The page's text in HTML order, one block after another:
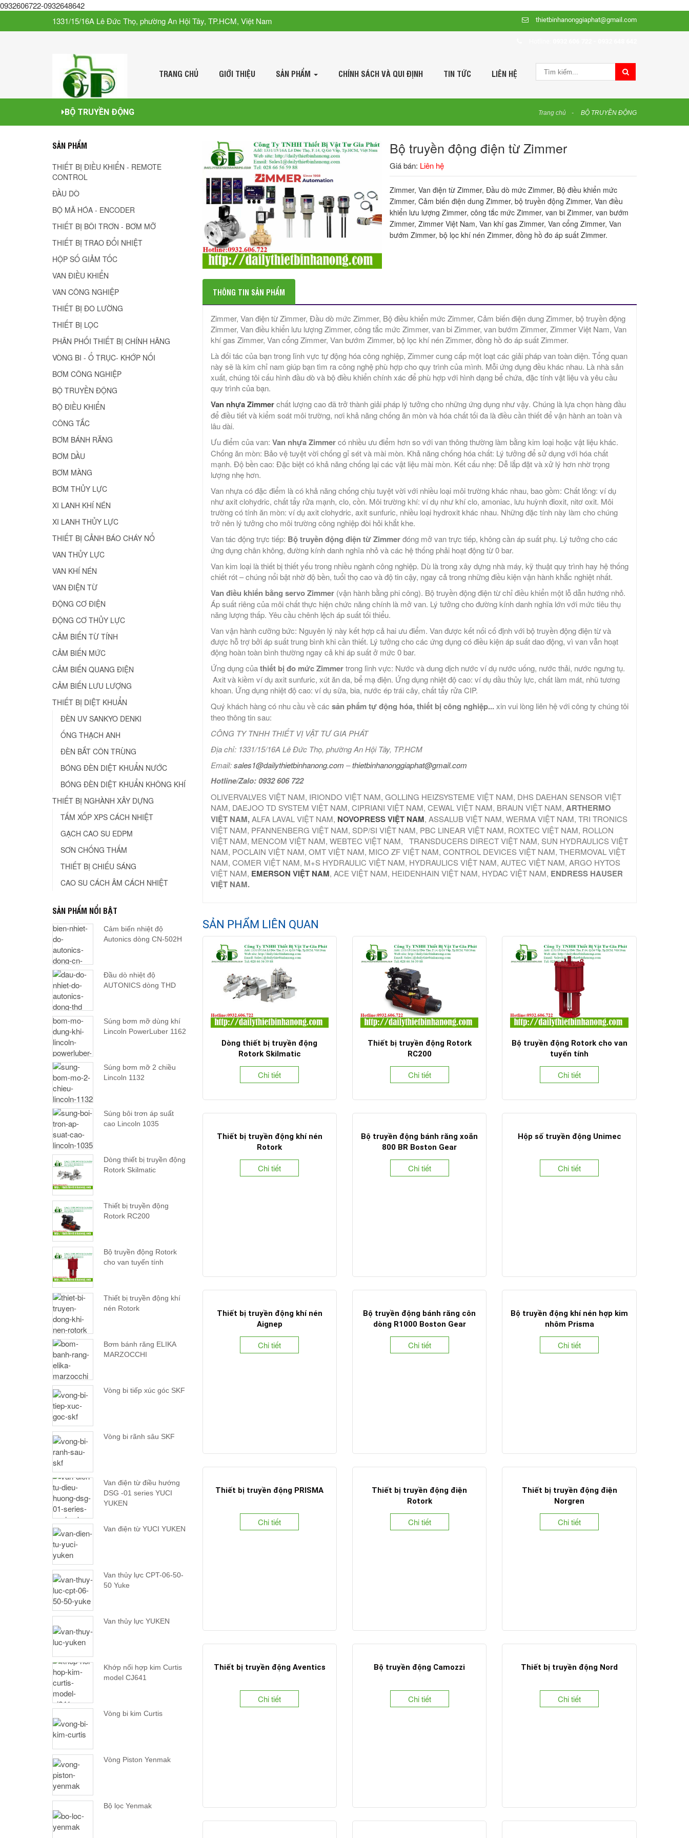
0932606722-0932648642
1331/15/16A Lê Đức Thọ, phường An Hội Tây, TP.HCM, Việt Nam
thietbinhanonggiaphat@gmail.com
TRANG CHỦ GIỚI THIỆU SẢN PHẨM CHÍNH SÁCH VÀ QUI ĐỊNH TIN TỨC LIÊN HỆ
BỘ TRUYỀN ĐỘNG Trang chủ BỘ TRUYỀN ĐỘNG
Bộ truyền động điện từ Zimmer
Giá bán: Liên hệ
Zimmer, Van điện từ Zimmer, Đầu dò mức Zimmer, Bộ điều khiển mức
Zimmer, Cảm biến điện dung Zimmer, bộ truyền động Zimmer, Van điều
khiển lưu lượng Zimmer, công tắc mức Zimmer, van bi Zimmer, van bướm
Zimmer, Zimmer Việt Nam, Van khí gas Zimmer, Van cổng Zimmer, Van
bướm Zimmer, bộ lọc khí nén Zimmer, đồng hồ đo áp suất Zimmer.
THÔNG TIN SẢN PHẨM
Zimmer, Van điện từ Zimmer, Đầu dò mức Zimmer, Bộ điều khiển mức Zimmer, Cảm biến điện dung Zimmer, bộ truyền động
Zimmer, Van điều khiển lưu lượng Zimmer, công tắc mức Zimmer, van bi Zimmer, van bướm Zimmer, Zimmer Việt Nam, Van
khí gas Zimmer, Van cổng Zimmer, Van bướm Zimmer, bộ lọc khí nén Zimmer, đồng hồ đo áp suất Zimmer.
Là đối tác của bạn trong lĩnh vực tự động hóa công nghiệp, Zimmer cung cấp một loạt các giải pháp van toàn diện. Tổng quan
này sẽ là kim chỉ nam giúp bạn tìm ra công nghệ phù hợp cho quy trình của mình. Mỗi ứng dụng đều khác nhau. Là nhà sản
xuất, chúng tôi cấu hình đầu dò và bộ điều khiển chính xác để phù hợp với hình dạng bể chứa, đặc tính vật liệu và yêu cầu
quy trình của bạn.
Van nhựa Zimmerchất lượng cao đã trở thành giải pháp lý tưởng cho những ứng dụng như vậy. Chúng là lựa chọn hàng đầu
để điều tiết và kiểm soát môi trường, nơi khả năng chống ăn mòn và hóa chất tối đa là điều cần thiết để vận hành an toàn và
lâu dài.
Ưu điểm của van: Van nhựa Zimmercó nhiều ưu điểm hơn so với van thông thường làm bằng kim loại hoặc vật liệu khác.
Chống ăn mòn: Bảo vệ tuyệt vời chống gỉ sét và mài mòn. Khả năng chống hóa chất: Lý tưởng để sử dụng với hóa chất
mạnh. Độ bền cao: Đặc biệt có khả năng chống lại các vật liệu mài mòn. Kết cấu nhẹ: Dễ lắp đặt và xử lý hơn nhờ trọng
lượng nhẹ hơn.
Van nhựa có đặc điểm là có khả năng chống chịu tuyệt vời với nhiều loại môi trường khác nhau, bao gồm: Chất lỏng: ví dụ
như axit clohydric, chất tẩy rửa mạnh, clo, cồn. Môi trường khí: ví dụ như khí clo, amoniac, lưu huỳnh đioxit, nitơ oxit. Môi
trường có tính ăn mòn: ví dụ axit clohydric, axit sunfuric, nhiều loại hydroxit khác nhau. Những đặc tính này làm cho chúng
trở nên lý tưởng cho môi trường công nghiệp đòi hỏi khắt khe.
Van tác động trực tiếp: Bộ truyền động điện từ Zimmerđóng mở van trực tiếp, không cần áp suất phụ. Lý tưởng cho các
ứng dụng chân không, đường kính danh nghĩa nhỏ và các hệ thống phải hoạt động từ 0 bar.
Van kim loại là thiết bị thiết yếu trong nhiều ngành công nghiệp. Dù là trong xây dựng nhà máy, kỹ thuật quy trình hay hệ thống
chiết rót – chúng nổi bật nhờ độ bền, tuổi thọ cao và độ tin cậy, ngay cả trong những điều kiện vận hành khắc nghiệt nhất.
Van điều khiển bằng servo Zimmer(vận hành bằng phi công). Bộ truyền động điện từ chỉ điều khiển một lỗ dẫn hướng nhỏ.
Áp suất riêng của môi chất thực hiện chức năng chính là mở van. Lý tưởng cho đường kính danh nghĩa lớn với mức tiêu thụ
năng lượng thấp. Yêu cầu chênh lệch áp suất tối thiểu.
Van vận hành cưỡng bức: Nguyên lý này kết hợp cả hai ưu điểm. Van được kết nối cố định với bộ truyền động điện từ và
được hỗ trợ bởi áp suất trung bình khi cần thiết. Lý tưởng cho các ứng dụng có điều kiện áp suất dao động, vì van vẫn hoạt
động hoàn toàn bình thường ngay cả khi áp suất ở mức 0 bar.
Ứng dụng củathiết bị đo mức Zimmertrong lĩnh vực: Nước và dung dịch nước ví dụ nước uống, nước thải, nước ngưng tụ.
Axit và kiềm ví dụ axit sunfuric, xút ăn da, bể mạ điện. Ứng dụng nhiệt độ cao: ví dụ dầu thủy lực, chất làm mát, nhũ tương
khoan. Ứng dụng nhiệt độ cao: ví dụ sữa, bia, nước ép trái cây, chất tẩy rửa CIP.
Quý khách hàng có nhu cầu về các sản phẩm tự động hóa, thiết bị công nghiệp...xin vui lòng liên hệ với công ty chúng tôi
theo thông tin sau:
CÔNG TY TNHH THIẾT VỊ VẬT TƯ GIA PHÁT
Địa chỉ: 1331/15/16A Lê Đức Thọ, phường An Hội Tây, TP.HCM
Email:sales1@dailythietbinhanong.com –thietbinhanonggiaphat@gmail.com
Hotline/Zalo: 0932 606 722
OLIVERVALVES VIỆT NAM, IRIONDO VIỆT NAM, GOLLING HEIZSYSTEME VIỆT NAM, DHS DAEHAN SENSOR VIỆT
NAM, DAEJOO TD SYSTEM VIỆT NAM, CIPRIANI VIỆT NAM, CEWAL VIỆT NAM, BRAUN VIỆT NAM, ARTHERMO
VIỆT NAM,ALFA LAVAL VIỆT NAM, NOVOPRESS VIỆT NAM, ASSALUB VIỆT NAM, WERMA VIỆT NAM, TRI TRONICS
VIỆT NAM, PFANNENBERG VIỆT NAM, SDP/SI VIỆT NAM, PBC LINEAR VIỆT NAM, ROXTEC VIỆT NAM, ROLLON
VIỆT NAM, MENCOM VIỆT NAM, WEBTEC VIỆT NAM, TRANSDUCERS DIRECT VIỆT NAM, SUN HYDRAULICS VIỆT
NAM, POCLAIN VIỆT NAM, OMT VIỆT NAM, MICO ZF VIỆT NAM, CONTROL DEVICES VIỆT NAM, THERMOVAL VIỆT
NAM, COMER VIỆT NAM, M+S HYDRAULIC VIỆT NAM, HYDRAULICS VIỆT NAM, AUTEC VIỆT NAM, ARGO HYTOS
VIỆT NAM, EMERSON VIỆT NAM, ACE VIỆT NAM, HEIDENHAIN VIỆT NAM, HYDAC VIỆT NAM, ENDRESS HAUSER
VIỆT NAM.
SẢN PHẨM LIÊN QUAN
Dòng thiết bị truyền động
Rotork Skilmatic
Chi tiết
Thiết bị truyền động Rotork
RC200
Chi tiết
Bộ truyền động Rotork cho van
tuyến tính
Chi tiết
Thiết bị truyền động khí nén
Rotork
Chi tiết
Bộ truyền động bánh răng xoắn
800 BR Boston Gear
Chi tiết
Hộp số truyền động Unimec
Chi tiết
Thiết bị truyền động khí nén
Aignep
Chi tiết
Bộ truyền động bánh răng côn
dòng R1000 Boston Gear
Chi tiết
Bộ truyền động khí nén hợp kim
nhôm Prisma
Chi tiết
Thiết bị truyền động PRISMA
Chi tiết
Thiết bị truyền động điện
Rotork
Chi tiết
Thiết bị truyền động điện
Norgren
Chi tiết
Thiết bị truyền động Aventics
Chi tiết
Bộ truyền động Camozzi
Chi tiết
Thiết bị truyền động Nord
Chi tiết
SẢN PHẨM
THIẾT BỊ ĐIỀU KHIỂN - REMOTE
CONTROL
ĐẦU DÒ
BỘ MÃ HÓA - ENCODER
THIẾT BỊ BÔI TRƠN - BƠM MỠ
THIẾT BỊ TRAO ĐỔI NHIỆT
HỘP SỐ GIẢM TỐC
VAN ĐIỀU KHIỂN
VAN CÔNG NGHIỆP
THIẾT BỊ ĐO LƯỜNG
THIẾT BỊ LỌC
PHÂN PHỐI THIẾT BỊ CHÍNH HÃNG
VÒNG BI - Ổ TRỤC- KHỚP NỐI
BƠM CÔNG NGHIỆP
BỘ TRUYỀN ĐỘNG
BỘ ĐIỀU KHIỂN
CÔNG TẮC
BƠM BÁNH RĂNG
BƠM DẦU
BƠM MÀNG
BƠM THỦY LỰC
XI LANH KHÍ NÉN
XI LANH THỦY LỰC
THIẾT BỊ CẢNH BÁO CHÁY NỔ
VAN THỦY LỰC
VAN KHÍ NÉN
VAN ĐIỆN TỪ
ĐỘNG CƠ ĐIỆN
ĐỘNG CƠ THỦY LỰC
CẢM BIẾN TỪ TÍNH
CẢM BIẾN MỨC
CẢM BIẾN QUANG ĐIỆN
CẢM BIẾN LƯU LƯỢNG
THIẾT BỊ DIỆT KHUẨN
ĐÈN UV SANKYO DENKI
ỐNG THẠCH ANH
ĐÈN BẮT CÔN TRÙNG
BÓNG ĐÈN DIỆT KHUẨN NƯỚC
BÓNG ĐÈN DIỆT KHUẨN KHÔNG KHÍ
THIẾT BỊ NGHÀNH XÂY DỰNG
TẤM XỐP XPS CÁCH NHIỆT
GẠCH CAO SU EDPM
SƠN CHỐNG THẤM
THIẾT BỊ CHIẾU SÁNG
CAO SU CÁCH ÂM CÁCH NHIỆT
SẢN PHẨM NỔI BẬT
Cảm biến nhiệt độ
Autonics dòng CN-502H
Đầu dò nhiệt độ
AUTONICS dòng THD
Súng bơm mỡ dùng khí
Lincoln PowerLuber 1162
Súng bơm mỡ 2 chiều
Lincoln 1132
Súng bôi trơn áp suất
cao Lincoln 1035
Dòng thiết bị truyền động
Rotork Skilmatic
Thiết bị truyền động
Rotork RC200
Bộ truyền động Rotork
cho van tuyến tính
Thiết bị truyền động khí
nén Rotork
Bơm bánh răng ELIKA
MARZOCCHI
Vòng bi tiếp xúc góc SKF
Vòng bi rãnh sâu SKF
Van điện từ điều hướng
DSG -01 series YUCI
YUKEN
Van điện từ YUCI YUKEN
Van thủy lực CPT-06-50-
50 Yuke
Van thủy lực YUKEN
Khớp nối hợp kim Curtis
model CJ641
Vòng bi kim Curtis
Vòng Piston Yenmak
Bộ lọc Yenmak